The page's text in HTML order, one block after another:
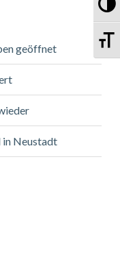
geöffnet
in Neustadt